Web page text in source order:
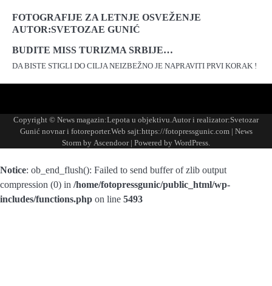
FOTOGRAFIJE ZA LETNJE OSVEŽENJE
AUTOR:SVETOZAE GUNIĆ
BUDITE MISS TURIZMA SRBIJE…
DA BISTE STIGLI DO CILJA NEIZBEŽNO JE NAPRAVITI PRVI KORAK !
VESTI
REKLAME
NAMA
Copyright © News magazin:Lepota u objektivu.Autor i realizator:Svetozar
Gunić novnar i fotoreporter.Web sajt:https://fotopressgunic.com | News
Storm by Ascendoor| Powered by WordPress.
Notice: ob_end_flush(): Failed to send buffer of zlib output
compression (0) in /home/fotopressgunic/public_html/wp-
includes/functions.php on line 5493